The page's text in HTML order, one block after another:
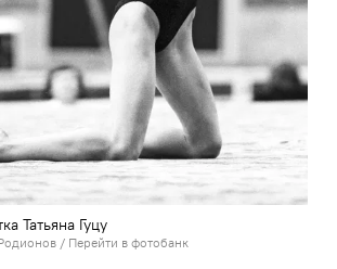
Татьяна Гуцу
/ Перейти в фотобанк